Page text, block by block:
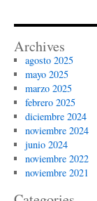
Archives
agosto 2025
mayo 2025
marzo 2025
febrero 2025
diciembre 2024
noviembre 2024
junio 2024
noviembre 2022
noviembre 2021